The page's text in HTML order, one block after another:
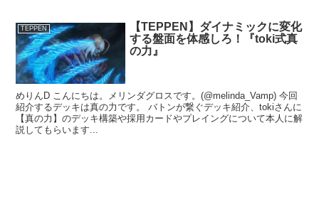
TEPPEN
【TEPPEN】ダイナミックに変化
する盤面を体感しろ！『toki式真
の力』
めりんD こんにちは。メリンダグロスです。(@melinda_Vamp) 今回
紹介するデッキは真の力です。 バトンが繋ぐデッキ紹介、tokiさんに
【真の力】のデッキ構築や採用カードやプレイングについて本人に解
説してもらいます...